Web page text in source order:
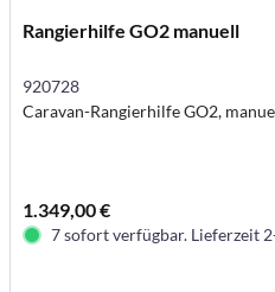
Rangierhilfe GO2 manuell
920728
Caravan-Rangierhilfe GO2,
1.349,00 €
7 sofort verfügbar. Lieferzeit